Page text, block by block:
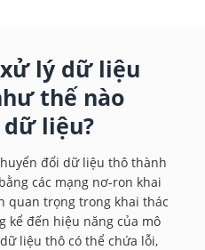
lý dữ liệu
thế nào
liệu?
đổi dữ liệu thô thành
các mạng nơ-ron khai
quan trọng trong khai thác
kể đến hiệu năng của mô
liệu thô có thể chứa lỗi,